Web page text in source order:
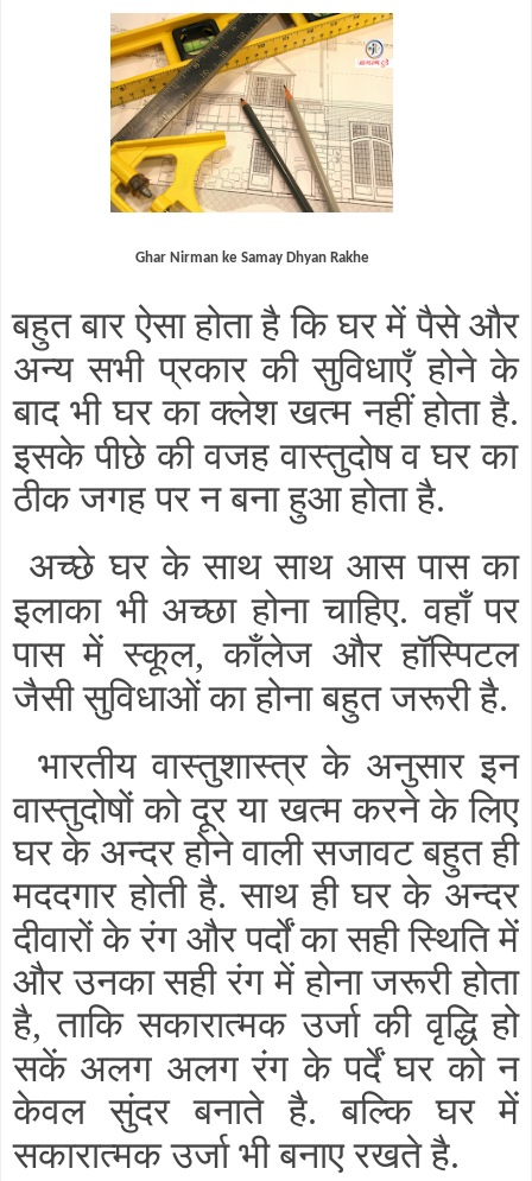
Ghar Nirman ke Samay Dhyan Rakhe
बहुत बार ऐसा होता है कि घर में पैसे और
अन्य सभी प्रकार की सुविधाएँ होने के
बाद भी घर का क्लेश खत्म नहीं होता है.
इसके पीछे की वजह वास्तुदोष व घर का
ठीक जगह पर न बना हुआ होता है.
अच्छे घर के साथ साथ आस पास का
इलाका भी अच्छा होना चाहिए.वहाँ पर
पास में स्कूल,काँलेज औरहॉस्पिटल
जैसी सुविधाओं का होना बहुत जरूरी है.
भारतीय वास्तुशास्त्र के अनुसार इन
वास्तुदोषों को दूर या खत्म करने के लिए
घर के अन्दर होने वाली सजावट बहुत ही
मददगार होती है.साथ ही घर के अन्दर
दीवारों के रंग और पर्दों का सही स्थिति में
और उनका सही रंग में होना जरूरी होता
है,ताकि सकारात्मक उर्जा की वृद्धि हो
सकें अलग अलग रंग के पर्दें घर को न
केवल सुंदर बनाते है. बल्कि घर में
सकारात्मक उर्जा भी बनाए रखते है.